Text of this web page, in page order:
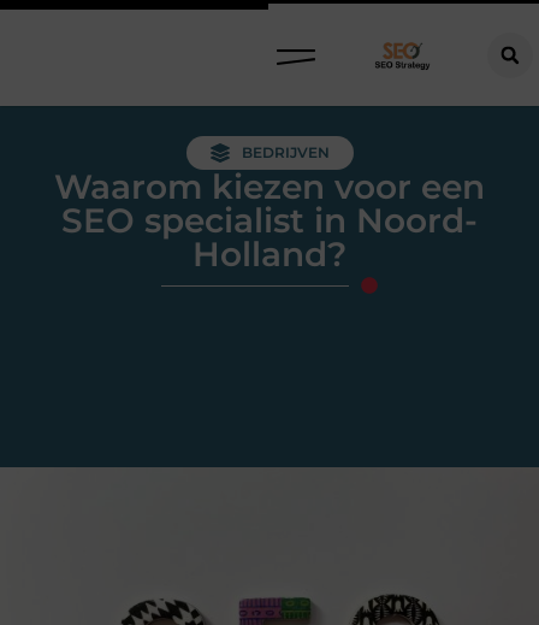
BEDRIJVEN
Waarom kiezen voor een
SEO specialist in Noord-
Holland?